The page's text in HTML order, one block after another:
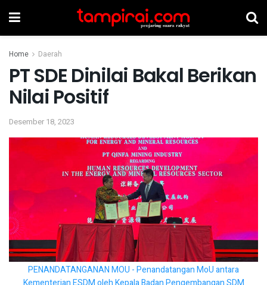
Home Daerah
PT SDE Dinilai Bakal Berikan
Nilai Positif
Desember 18, 2023
PENANDATANGANAN MOU - Penandatangan MoU antara